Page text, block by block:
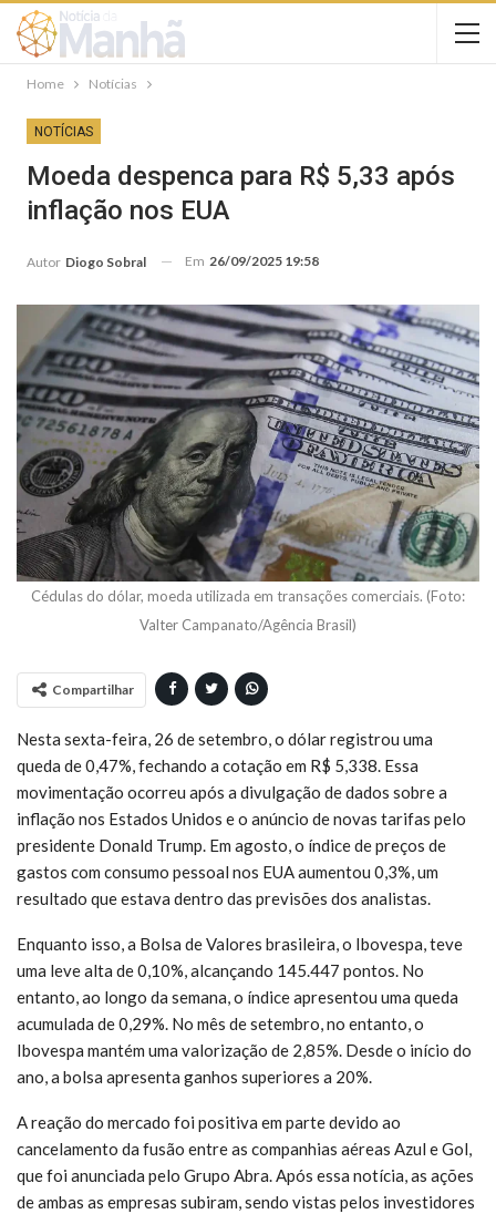
Home Notícias
NOTÍCIAS
Moeda despenca para R$ 5,33 após
inflação nos EUA
Autor Diogo Sobral Em 26/09/2025 19:58
Cédulas do dólar, moeda utilizada em transações comerciais. (Foto:
Valter Campanato/Agência Brasil)
Compartilhar
Nesta sexta-feira, 26 de setembro, o dólar registrou uma
queda de 0,47%, fechando a cotação em R$ 5,338. Essa
movimentação ocorreu após a divulgação de dados sobre a
inflação nos Estados Unidos e o anúncio de novas tarifas pelo
presidente Donald Trump. Em agosto, o índice de preços de
gastos com consumo pessoal nos EUA aumentou 0,3%, um
resultado que estava dentro das previsões dos analistas.
Enquanto isso, a Bolsa de Valores brasileira, o Ibovespa, teve
uma leve alta de 0,10%, alcançando 145.447 pontos. No
entanto, ao longo da semana, o índice apresentou uma queda
acumulada de 0,29%. No mês de setembro, no entanto, o
Ibovespa mantém uma valorização de 2,85%. Desde o início do
ano, a bolsa apresenta ganhos superiores a 20%.
A reação do mercado foi positiva em parte devido ao
cancelamento da fusão entre as companhias aéreas Azul e Gol,
que foi anunciada pelo Grupo Abra. Após essa notícia, as ações
de ambas as empresas subiram, sendo vistas pelos investidores